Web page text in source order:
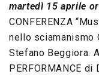
martedì 15 aprile
CONFERENZA
nello sciamanismo
Stefano Beggiora.
PERFORMANCE